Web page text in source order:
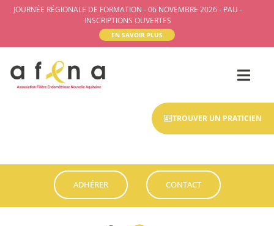
JOURNÉE RÉGIONALE DE FORMATION - 06 NOVEMBRE 2026 - PAU -
INSCRIPTIONS OUVERTES
EN SAVOIR PLUS
TROUVER UN PRATICIEN
ADHÉRER CONTACT